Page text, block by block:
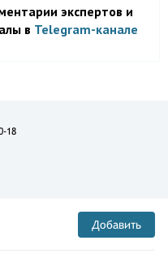
экспертов и
в Telegram-канале
18
Добавить